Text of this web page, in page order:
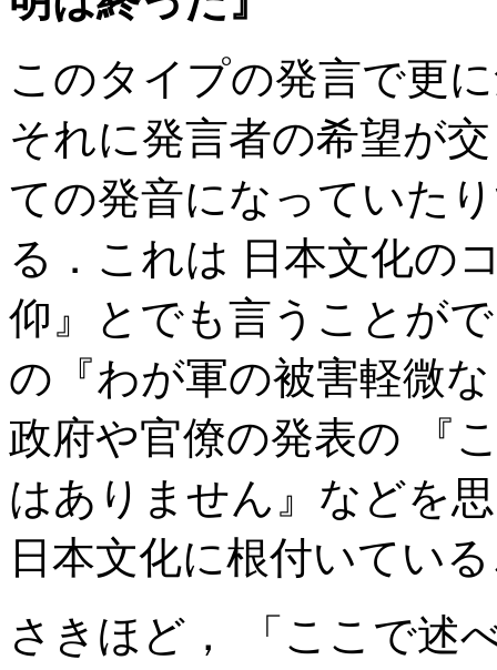
このタイプの発言で更
それに発言者の希望が
ての発音になっていた
る．これは 日本文化の
仰』とでも言うことが
の『わが軍の被害軽微
政府や官僚の発表の 『
はありません』などを
日本文化に根付いてい
さきほど， 「ここで述